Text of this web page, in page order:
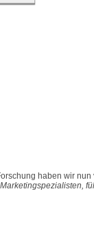
haben wir
Senior Manager -